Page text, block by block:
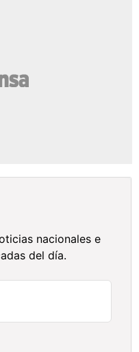
nacionales e
del día.